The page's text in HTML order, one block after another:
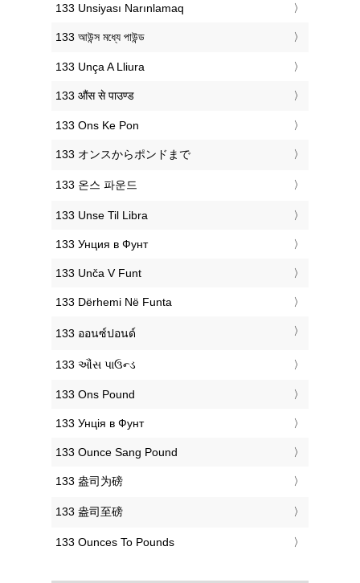
‎133 Unsiyası Narınlamaq
‎133 আউন্স মধ্যে পাউন্ড
‎133 Unça A Lliura
‎133 औंस से पाउण्ड
‎133 Ons Ke Pon
‎133 オンスからポンドまで
‎133 온스 파운드
‎133 Unse Til Libra
‎133 Унция в Фунт
‎133 Unča V Funt
‎133 Dërhemi Në Funta
‎133 ออนซ์ปอนด์
‎133 ઔંસ પાઉન્ડ
‎133 Ons Pound
‎133 Унція в Фунт
‎133 Ounce Sang Pound
‎133 盎司为磅
‎133 盎司至磅
‎133 Ounces To Pounds